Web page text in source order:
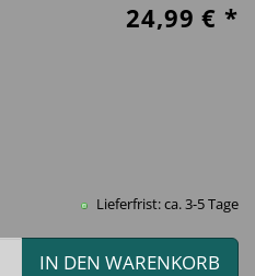
24,99 € *
Lieferfrist: ca. 3-5 Tage
IN DEN WARENKORB